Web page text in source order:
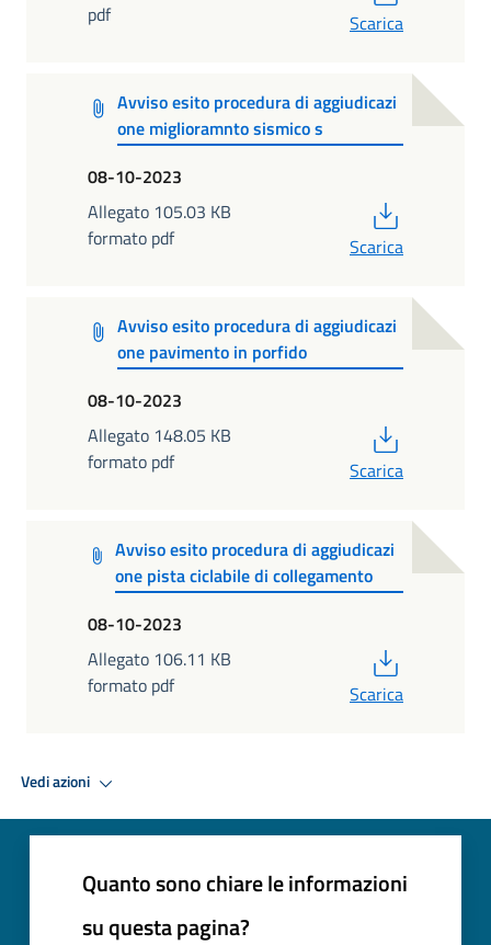
pdf
Scarica
Avviso esito procedura di aggiudicazi
one miglioramnto sismico s
08-10-2023
Allegato 105.03 KB
formato pdf
Scarica
Avviso esito procedura di aggiudicazi
one pavimento in porfido
08-10-2023
Allegato 148.05 KB
formato pdf
Scarica
Avviso esito procedura di aggiudicazi
one pista ciclabile di collegamento
08-10-2023
Allegato 106.11 KB
formato pdf
Scarica
Vedi azioni
Quanto sono chiare le informazioni
su questa pagina?